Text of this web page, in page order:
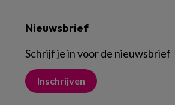
Nieuwsbrief
Schrijf je in voor de nieuwsbrief
Inschrijven